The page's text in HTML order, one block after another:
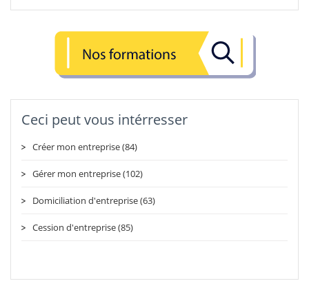
Ceci peut vous intérresser
Créer mon entreprise (84)
Gérer mon entreprise (102)
Domiciliation d'entreprise (63)
Cession d'entreprise (85)